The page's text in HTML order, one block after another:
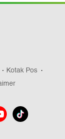
Kotak Pos